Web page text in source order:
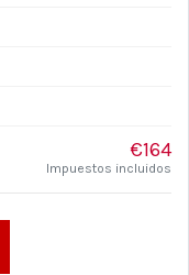
€164
Impuestos incluidos